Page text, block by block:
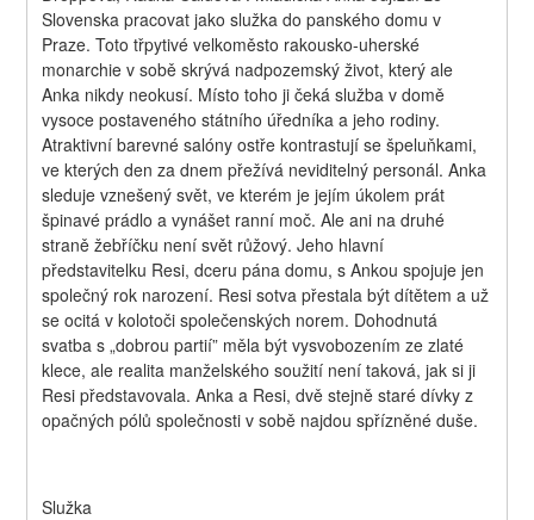
Slovenska pracovat jako služka do panského domu v
Praze. Toto třpytivé velkoměsto rakousko-uherské
monarchie v sobě skrývá nadpozemský život, který ale
Anka nikdy neokusí. Místo toho ji čeká služba v domě
vysoce postaveného státního úředníka a jeho rodiny.
Atraktivní barevné salóny ostře kontrastují se špeluňkami,
ve kterých den za dnem přežívá neviditelný personál. Anka
sleduje vznešený svět, ve kterém je jejím úkolem prát
špinavé prádlo a vynášet ranní moč. Ale ani na druhé
straně žebříčku není svět růžový. Jeho hlavní
představitelku Resi, dceru pána domu, s Ankou spojuje jen
společný rok narození. Resi sotva přestala být dítětem a už
se ocitá v kolotoči společenských norem. Dohodnutá
svatba s „dobrou partií” měla být vysvobozením ze zlaté
klece, ale realita manželského soužití není taková, jak si ji
Resi představovala. Anka a Resi, dvě stejně staré dívky z
opačných pólů společnosti v sobě najdou spřízněné duše.
Služka